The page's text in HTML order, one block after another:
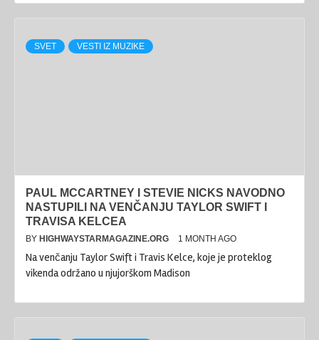
SVET VESTI IZ MUZIKE
PAUL MCCARTNEY I STEVIE NICKS NAVODNO
NASTUPILI NA VENČANJU TAYLOR SWIFT I
TRAVISA KELCEA
BY HIGHWAYSTARMAGAZINE.ORG 1 MONTH AGO
Na venčanju Taylor Swift i Travis Kelce, koje je proteklog
vikenda održano u njujorškom Madison